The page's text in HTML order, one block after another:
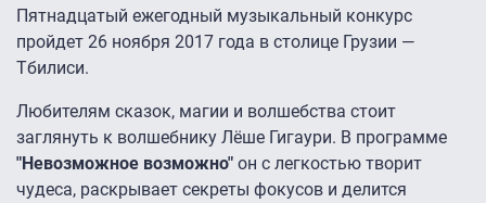
Пятнадцатый ежегодный музыкальный конкурс
пройдет 26 ноября 2017 года в столице Грузии —
Тбилиси.
Любителям сказок, магии и волшебства стоит
заглянуть к волшебнику Лёше Гигаури. В программе
"Невозможное возможно" он с легкостью творит
чудеса, раскрывает секреты фокусов и делится